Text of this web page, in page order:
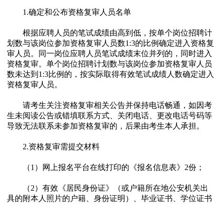
1.确定和公布资格复审人员名单
根据应聘人员的笔试成绩由高到低，按单个岗位招聘计
划数与该岗位参加资格复审人员数1:3的比例确定进入资格复
审人员。同一岗位应聘人员笔试成绩末位并列的，同时进入
资格复审。单个岗位招聘计划数与该岗位参加资格复审人员
数未达到1:3比例的，按实际取得有效笔试成绩人数确定进入
资格复审人员。
请考生关注资格复审相关公告并保持电话畅通，如因考
生未阅读公告或错填联系方式、关闭电话、更改电话号码等
导致无法联系未参加资格复审的，后果由考生本人承担。
2.资格复审需提交材料
（1）网上报名平台在线打印的《报名信息表》2份；
（2）有效《居民身份证》（或户籍所在地公安机关出
具的附本人照片的户籍、身份证明）、毕业证书、学位证书